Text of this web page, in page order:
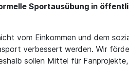
Sportausübung in
vom Einkommen und dem
verbessert werden. Wir
sollen Mittel für